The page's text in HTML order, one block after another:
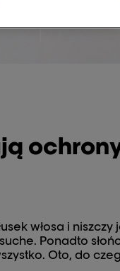
włosa i
Ponadto
Oto, do